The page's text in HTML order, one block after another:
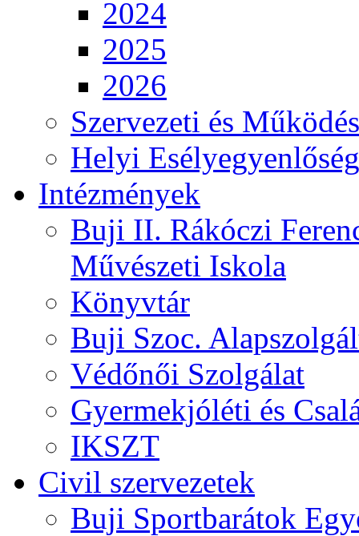
2024
2025
2026
Szervezeti és
Helyi
Intézmények
Buji II. Rákóczi
Művészeti Iskola
Könyvtár
Buji Szoc.
Védőnői Szolgálat
Gyermekjóléti és
IKSZT
Civil szervezetek
Buji Sportbarátok